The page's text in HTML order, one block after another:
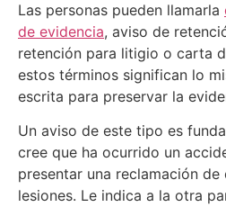
Las personas pueden llamarla
de evidencia, aviso de
retención para litigio o carta
estos términos significan lo
escrita para preservar la
Un aviso de este tipo es
cree que ha ocurrido un
presentar una reclamación
lesiones. Le indica a la otra